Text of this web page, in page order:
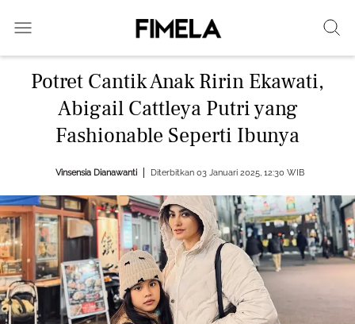
Potret Cantik Anak Ririn Ekawati,
Abigail Cattleya Putri yang
Fashionable Seperti Ibunya
Vinsensia Dianawanti Diterbitkan 03 Januari 2025, 12:30 WIB